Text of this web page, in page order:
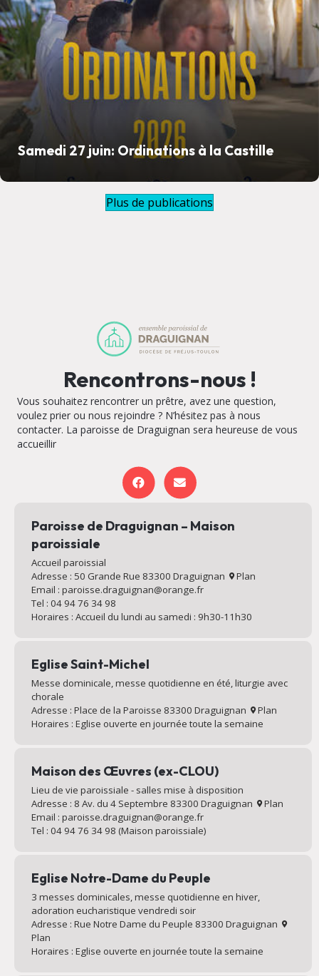
Samedi 27 juin: Ordinations à la Castille
Plus de publications
Rencontrons-nous !
Vous souhaitez rencontrer un prêtre, avez une question,
voulez prier ou nous rejoindre ? N’hésitez pas à nous
contacter. La paroisse de Draguignan sera heureuse de vous
accueillir
Paroisse de Draguignan – Maison
paroissiale
Accueil paroissial
Adresse : 50 Grande Rue 83300 Draguignan
Plan
Email : paroisse.draguignan@orange.fr
Tel : 04 94 76 34 98
Horaires : Accueil du lundi au samedi : 9h30-11h30
Eglise Saint-Michel
Messe dominicale, messe quotidienne en été, liturgie avec
chorale
Adresse : Place de la Paroisse 83300 Draguignan
Plan
Horaires : Eglise ouverte en journée toute la semaine
Maison des Œuvres (ex-CLOU)
Lieu de vie paroissiale - salles mise à disposition
Adresse : 8 Av. du 4 Septembre 83300 Draguignan
Plan
Email : paroisse.draguignan@orange.fr
Tel : 04 94 76 34 98 (Maison paroissiale)
Eglise Notre-Dame du Peuple
3 messes dominicales, messe quotidienne en hiver,
adoration eucharistique vendredi soir
Adresse : Rue Notre Dame du Peuple 83300 Draguignan
Plan
Horaires : Eglise ouverte en journée toute la semaine